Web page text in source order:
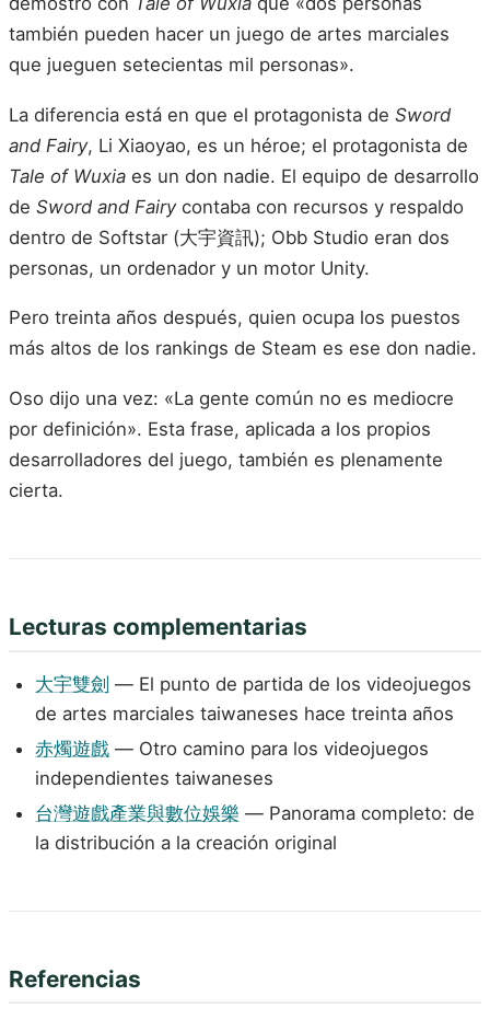
también pueden hacer un juego de artes marciales
que jueguen setecientas mil personas».
La diferencia está en que el protagonista de Sword
and Fairy, Li Xiaoyao, es un héroe; el protagonista de
Tale of Wuxia es un don nadie. El equipo de desarrollo
de Sword and Fairycontaba con recursos y respaldo
dentro de Softstar (大宇資訊); Obb Studio eran dos
personas, un ordenador y un motor Unity.
Pero treinta años después, quien ocupa los puestos
más altos de los rankings de Steam es ese don nadie.
Oso dijo una vez: «La gente común no es mediocre
por definición». Esta frase, aplicada a los propios
desarrolladores del juego, también es plenamente
cierta.
Lecturas complementarias
大宇雙劍 — El punto de partida de los videojuegos
de artes marciales taiwaneses hace treinta años
赤燭遊戲 — Otro camino para los videojuegos
independientes taiwaneses
台灣遊戲產業與數位娛樂 — Panorama completo: de
la distribución a la creación original
Referencias